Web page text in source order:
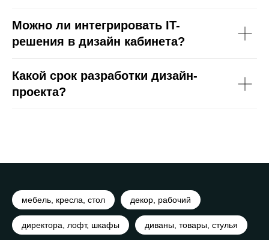
Можно ли интегрировать IT-
решения в дизайн кабинета?
Какой срок разработки дизайн-
проекта?
мебель, кресла, стол декор, рабочий
директора, лофт, шкафы диваны, товары, стулья